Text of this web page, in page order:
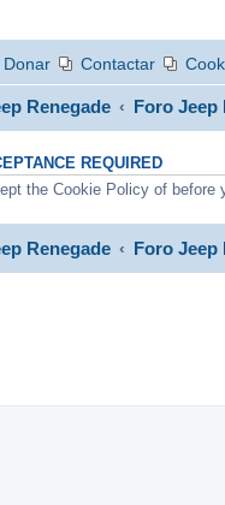
Donar Contactar
Renegade Foro Jeep
REQUIRED
the Cookie Policy of before
Renegade Foro Jeep